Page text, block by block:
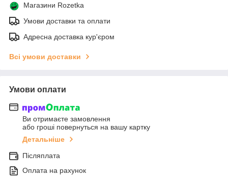
Магазини Rozetka
Умови доставки та оплати
Адресна доставка кур'єром
Всі умови доставки
Умови оплати
Ви отримаєте замовлення
або гроші повернуться на вашу картку
Детальніше
Післяплата
Оплата на рахунок